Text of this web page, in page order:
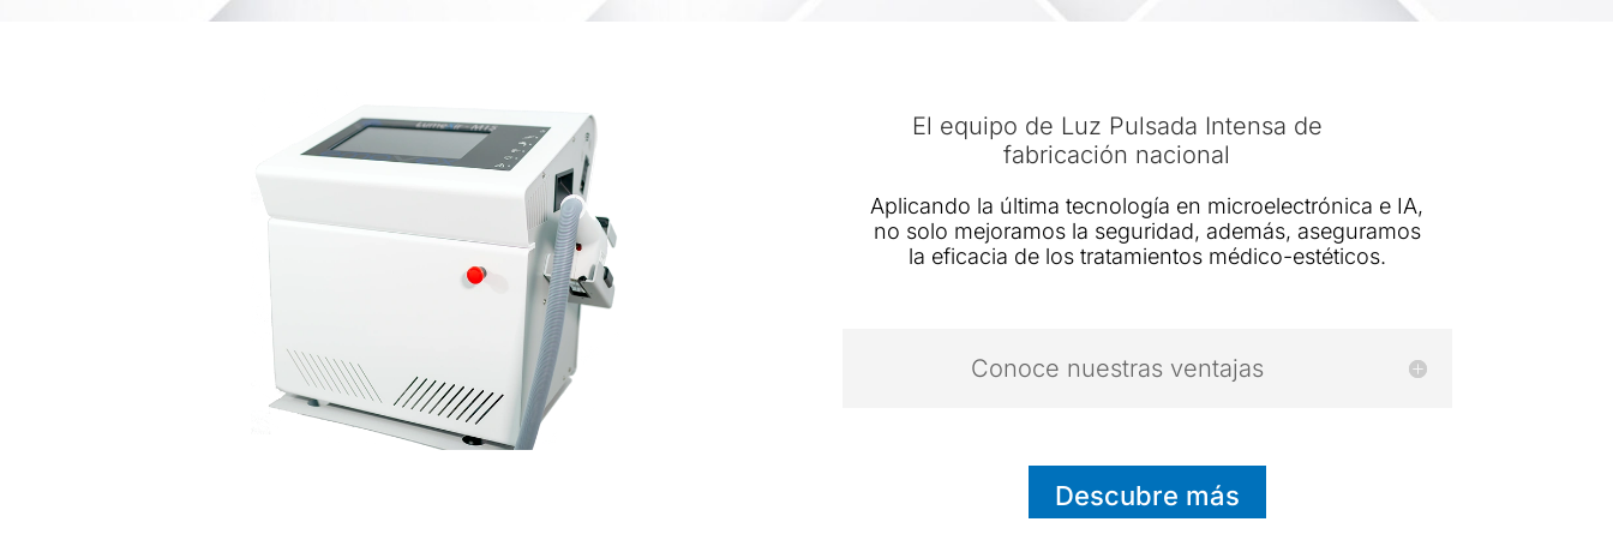
El equipo de Luz Pulsada Intensa de
fabricación nacional
Aplicando la última tecnología en microelectrónica e IA,
no solo mejoramos la seguridad, además, aseguramos
la eficacia de los tratamientos médico-estéticos.
Conoce nuestras ventajas
Descubre más